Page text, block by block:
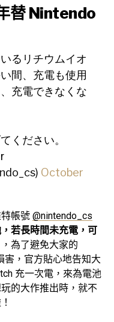
替 Nintendo
るリチウムイオ
間、充電も使用
充電できなくな
ください。
October
帳號 @nintendo_cs
若長時間未充電，可
，為了避免大家的
害，官方貼心地告知大
充一次電，來為電池
的大作推出時，就不